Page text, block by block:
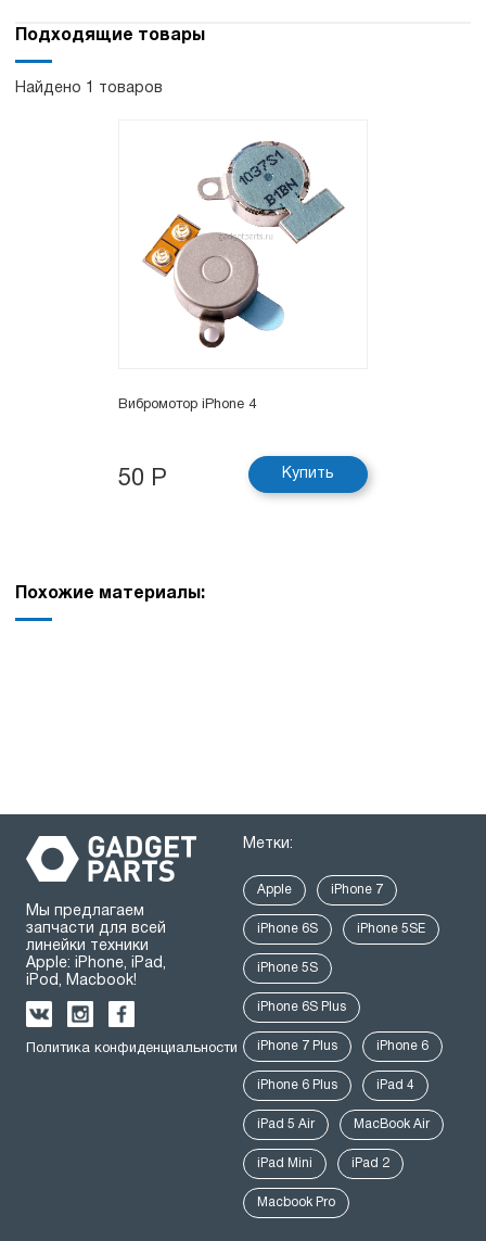
Подходящие товары
Найдено 1 товаров
Вибромотор iPhone 4
50 Р Купить
Похожие материалы:
Мы предлагаем
запчасти для всей
линейки техники
Apple: iPhone, iPad,
iPod, Macbook!
Политика конфиденциальности
Метки:
Apple iPhone 7
iPhone 6S iPhone 5SE
iPhone 5S
iPhone 6S Plus
iPhone 7 Plus iPhone 6
iPhone 6 Plus iPad 4
iPad 5 Air MacBook Air
iPad Mini iPad 2
Macbook Pro